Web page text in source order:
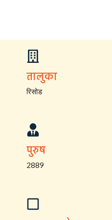
तालुका
रिसोड
पुरुष
2889